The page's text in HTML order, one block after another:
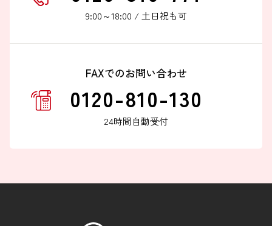
9:00～18:00 / 土日祝も可
FAXでのお問い合わせ
0120-810-130
24時間自動受付